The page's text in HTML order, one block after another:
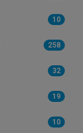
10
258
32
19
10